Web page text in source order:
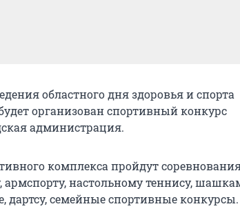
областного дня здоровья и спорта
организован спортивный конкурс
администрация.
комплекса пройдут
настольному теннису,
дартсу, семейные спортивные конкурсы.